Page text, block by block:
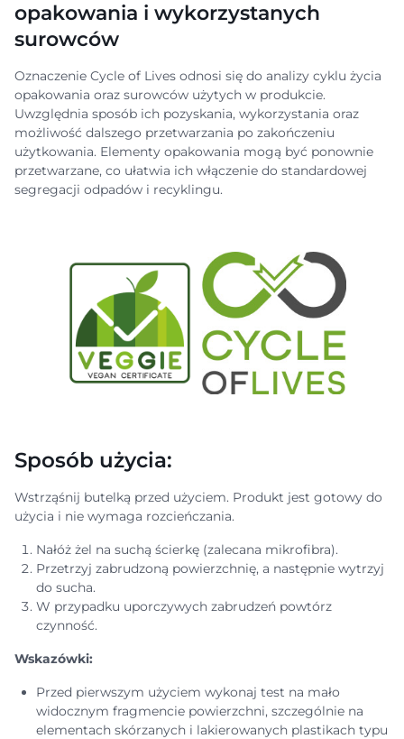
opakowania i wykorzystanych
surowców
Oznaczenie Cycle of Lives odnosi się do analizy cyklu życia
opakowania oraz surowców użytych w produkcie.
Uwzględnia sposób ich pozyskania, wykorzystania oraz
możliwość dalszego przetwarzania po zakończeniu
użytkowania. Elementy opakowania mogą być ponownie
przetwarzane, co ułatwia ich włączenie do standardowej
segregacji odpadów i recyklingu.
Sposób użycia:
Wstrząśnij butelką przed użyciem. Produkt jest gotowy do
użycia i nie wymaga rozcieńczania.
Nałóż żel na suchą ścierkę (zalecana mikrofibra).
Przetrzyj zabrudzoną powierzchnię, a następnie wytrzyj
do sucha.
W przypadku uporczywych zabrudzeń powtórz
czynność.
Wskazówki:
Przed pierwszym użyciem wykonaj test na mało
widocznym fragmencie powierzchni, szczególnie na
elementach skórzanych i lakierowanych plastikach typu